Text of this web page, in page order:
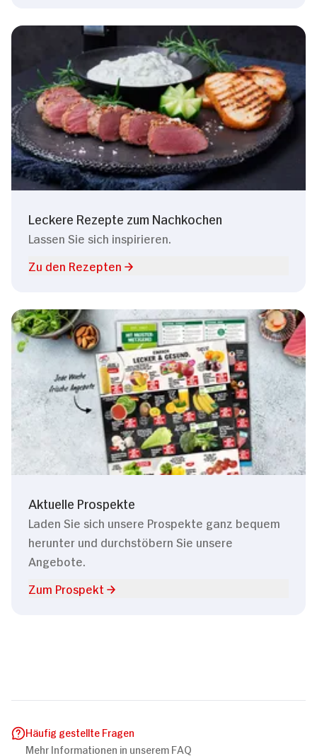
Leckere Rezepte zum Nachkochen
Lassen Sie sich inspirieren.
Zu den Rezepten
Aktuelle Prospekte
Laden Sie sich unsere Prospekte ganz bequem
herunter und durchstöbern Sie unsere
Angebote.
Zum Prospekt
Häufig gestellte Fragen
Mehr Informationen in unserem FAQ